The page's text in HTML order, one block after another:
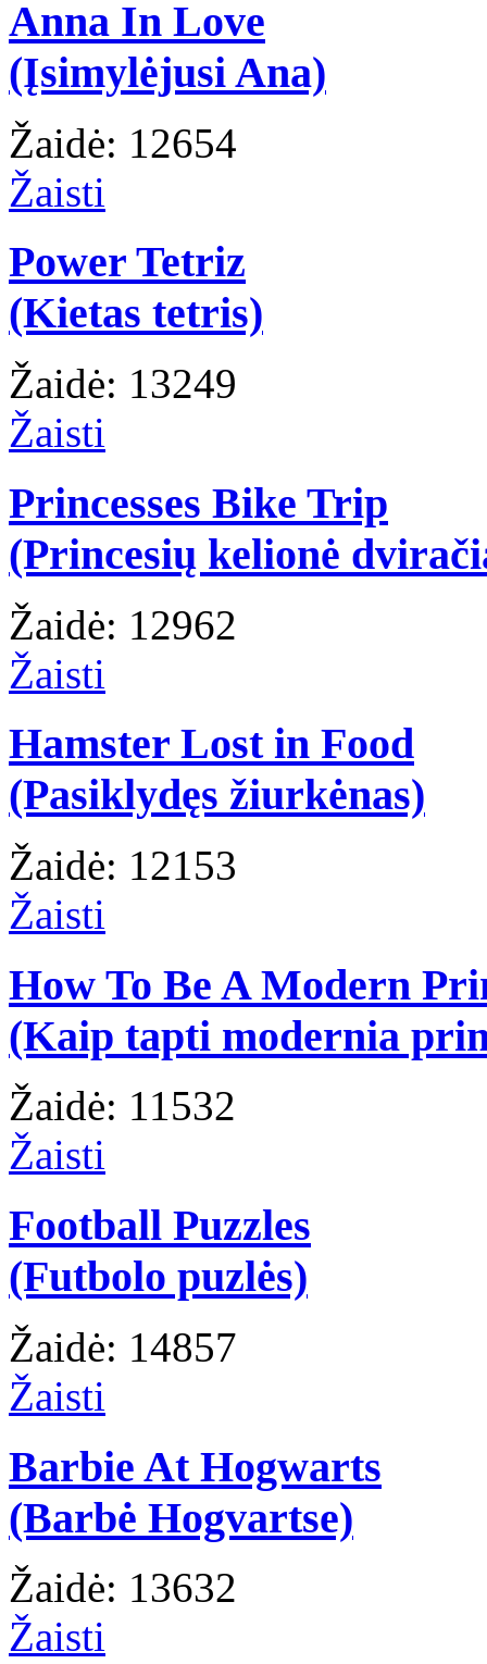
Anna In Love
(Įsimylėjusi Ana)
Žaidė: 12654
Žaisti
Power Tetriz
(Kietas tetris)
Žaidė: 13249
Žaisti
Princesses Bike Trip
(Princesių kelionė
Žaidė: 12962
Žaisti
Hamster Lost in Food
(Pasiklydęs žiurkėnas)
Žaidė: 12153
Žaisti
How To Be A Modern
(Kaip tapti modernia
Žaidė: 11532
Žaisti
Football Puzzles
(Futbolo puzlės)
Žaidė: 14857
Žaisti
Barbie At Hogwarts
(Barbė Hogvartse)
Žaidė: 13632
Žaisti